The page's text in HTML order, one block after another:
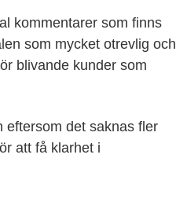
kommentarer som finns
som mycket otrevlig och
blivande kunder som
eftersom det saknas fler
att få klarhet i